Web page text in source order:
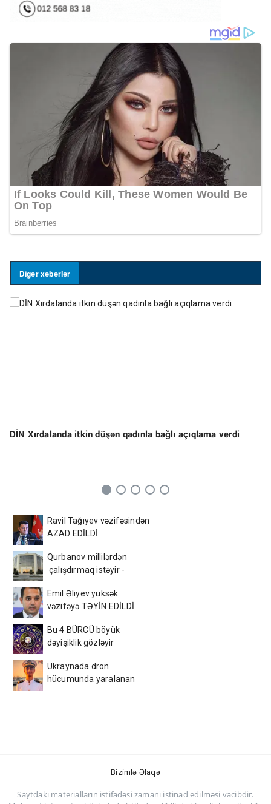
Digər xəbərlər
DİN Xırdalanda itkin düşən qadınla bağlı açıqlama verdi
Ravil Tağıyev vəzifəsindən
AZAD EDİLDİ
Qurbanov millilərdən
çalışdırmaq istəyir -
Emil Əliyev yüksək
vəzifəyə TƏYİN EDİLDİ
Bu 4 BÜRCÜ böyük
dəyişiklik gözləyir
Ukraynada dron
hücumunda yaralanan
Bizimlə Əlaqə
Saytdakı materialların istifadəsi zamanı istinad edilməsi vacibdir.